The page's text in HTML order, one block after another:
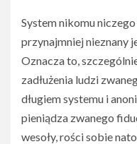
System nikomu niczego
przynajmniej nieznany
Oznacza to,
zadłużenia ludzi
długiem systemu i
pieniądza zwanego
wesoły, rości sobie